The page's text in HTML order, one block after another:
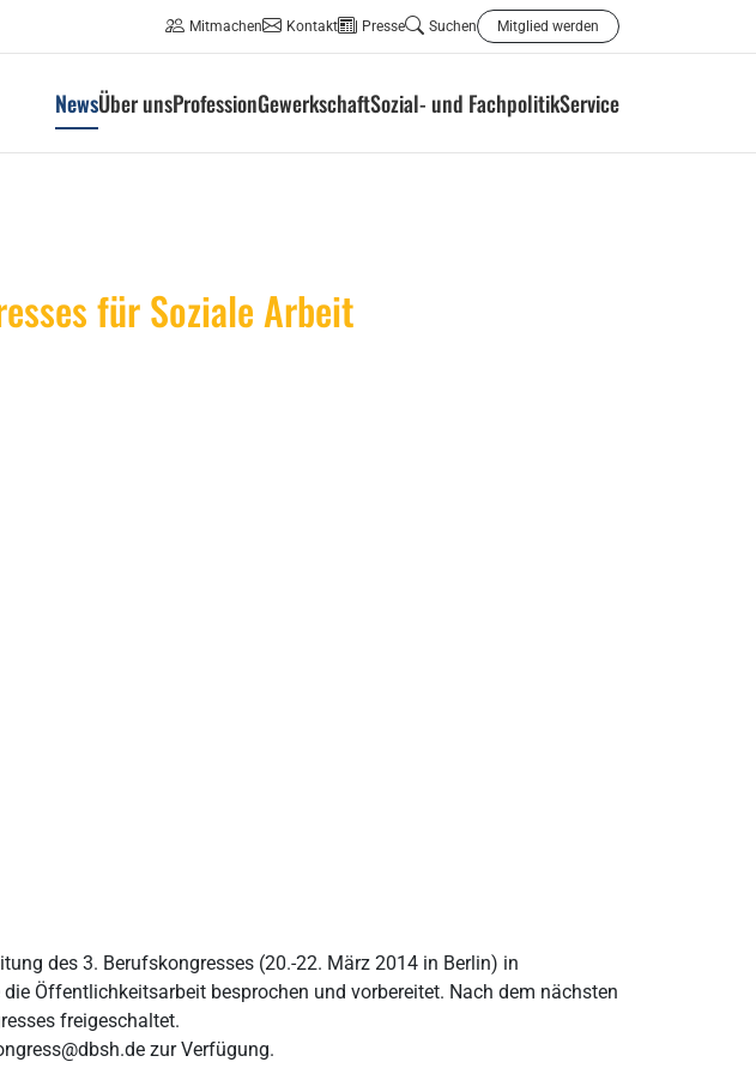
Mitmachen Kontakt Presse Suchen Mitglied werden
NewsÜber unsProfessionGewerkschaftSozial- und FachpolitikService
für Soziale Arbeit
des 3. Berufskongresses (20.-22. März 2014 in Berlin) in
Öffentlichkeitsarbeit besprochen und vorbereitet. Nach dem nächsten
freigeschaltet.
zur Verfügung.